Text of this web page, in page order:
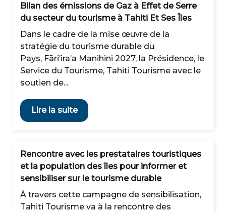
Bilan des émissions de Gaz à Effet de Serre
du secteur du tourisme à Tahiti Et Ses Îles
Dans le cadre de la mise œuvre de la
stratégie du tourisme durable du
Pays, Fāri’ira’a Manihini 2027, la Présidence, le
Service du Tourisme, Tahiti Tourisme avec le
soutien de...
Lire la suite
Rencontre avec les prestataires touristiques
et la population des îles pour informer et
sensibiliser sur le tourisme durable
À travers cette campagne de sensibilisation,
Tahiti Tourisme va à la rencontre des